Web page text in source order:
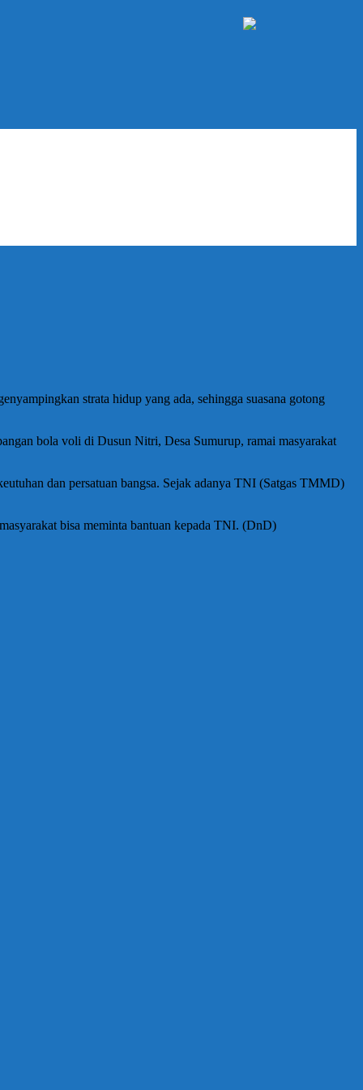
strata hidup yang ada, sehingga suasana gotong
bola voli di Dusun Nitri, Desa Sumurup, ramai masyarakat
dan persatuan bangsa. Sejak adanya TNI (Satgas TMMD)
bisa meminta bantuan kepada TNI. (DnD)